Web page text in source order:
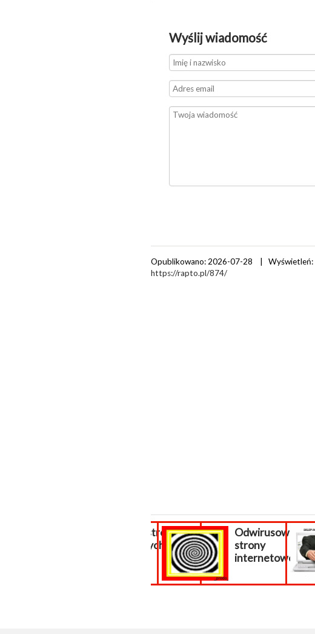
Wyślij wiadomość
Opublikowano: 2026-07-28 | Wyświetleń:
https://rapto.pl/874/
Tworzenie stron
internetowych
Odwirusowanie
strony
internetowej...